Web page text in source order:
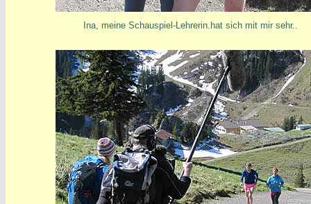
Ina, meine Schauspiel-Lehrerin.hat sich mit mir sehr..